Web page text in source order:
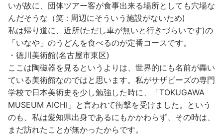
いが故に、団体ツアー客が食事出来る場所としても穴場な
んだそうな（笑 : 周辺にそういう施設がないため)
私は帰り道に、近所(ただし車が無いと行きづらいです)の
「いなや」のうどんを食べるのが定番コースです。
・徳川美術館(名古屋市東区)
ここは陶磁器を見るというよりは、世界的にも名前が轟い
ている美術館なのではと思います。私がサザビーズの専門
学校で日本美術史を少し勉強した時に、「TOKUGAWA
MUSEUM AICHI」と言われて衝撃を受けました。という
のも、私は愛知県出身であるにもかかわらず、その時は、
まだ訪れたことが無かったからです。